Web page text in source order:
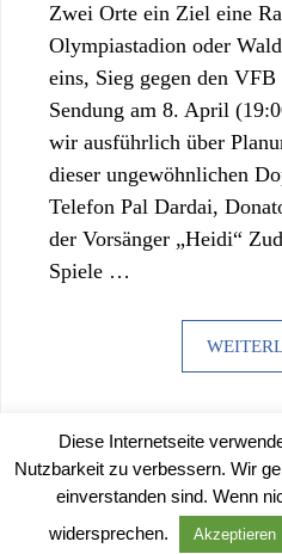
Zwei Orte ein Ziel eine
Olympiastadion oder
eins, Sieg gegen den
Sendung am 8. April
wir ausführlich über
dieser ungewöhnlichen
Telefon Pal Dardai,
der Vorsänger „Heidi“
Spiele …
©2026 |IMPRESSUM|
Diese Internetseite
Nutzbarkeit zu verbessern. Wir
einverstanden sind. Wenn
widersprechen.
Akzeptieren